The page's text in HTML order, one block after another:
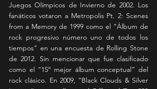
Juegos Olímpicos de Invierno de 2002. Los
fanáticos votaron a Metropolis Pt. 2: Scenes
from a Memory de 1999 como el "Álbum de
rock progresivo número uno de todos los
tiempos" en una encuesta de Rolling Stone
de 2012. Sin mencionar que fue clasificado
como el “15º mejor álbum conceptual” del
rock clásico. En 2009, “Black Clouds & Silver